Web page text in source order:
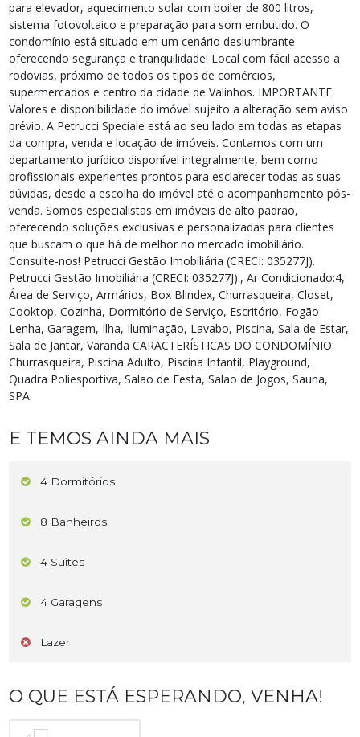
para elevador, aquecimento solar com boiler de 800 litros,
sistema fotovoltaico e preparação para som embutido. O
condomínio está situado em um cenário deslumbrante
oferecendo segurança e tranquilidade! Local com fácil acesso a
rodovias, próximo de todos os tipos de comércios,
supermercados e centro da cidade de Valinhos. IMPORTANTE:
Valores e disponibilidade do imóvel sujeito a alteração sem aviso
prévio. A Petrucci Speciale está ao seu lado em todas as etapas
da compra, venda e locação de imóveis. Contamos com um
departamento jurídico disponível integralmente, bem como
profissionais experientes prontos para esclarecer todas as suas
dúvidas, desde a escolha do imóvel até o acompanhamento pós-
venda. Somos especialistas em imóveis de alto padrão,
oferecendo soluções exclusivas e personalizadas para clientes
que buscam o que há de melhor no mercado imobiliário.
Consulte-nos! Petrucci Gestão Imobiliária (CRECI: 035277J).
Petrucci Gestão Imobiliária (CRECI: 035277J)., Ar Condicionado:4,
Área de Serviço, Armários, Box Blindex, Churrasqueira, Closet,
Cooktop, Cozinha, Dormitório de Serviço, Escritório, Fogão
Lenha, Garagem, Ilha, Iluminação, Lavabo, Piscina, Sala de Estar,
Sala de Jantar, Varanda CARACTERÍSTICAS DO CONDOMÍNIO:
Churrasqueira, Piscina Adulto, Piscina Infantil, Playground,
Quadra Poliesportiva, Salao de Festa, Salao de Jogos, Sauna,
SPA.
E TEMOS AINDA MAIS
4 Dormitórios
8 Banheiros
4 Suites
4 Garagens
Lazer
O QUE ESTÁ ESPERANDO, VENHA!